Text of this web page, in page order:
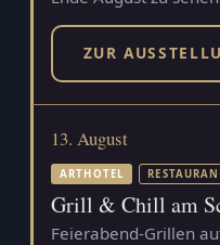
ZUR
13. August
ARTHOTEL
Grill & Chill am
Feierabend-Grillen